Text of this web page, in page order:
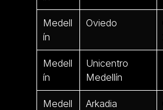
Medell
ín
Oviedo
Medell
ín
Unicentro
Medellín
Medell
Arkadia